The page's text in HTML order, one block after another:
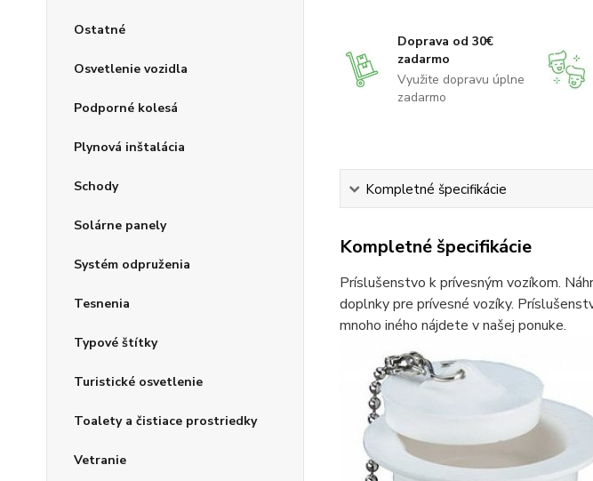
Ostatné
Osvetlenie vozidla
Podporné kolesá
Plynová inštalácia
Schody
Solárne panely
Systém odpruženia
Tesnenia
Typové štítky
Turistické osvetlenie
Toalety a čistiace prostriedky
Vetranie
Doprava od 30€
zadarmo
Využite dopravu úplne
zadarmo
Kompletné špecifikácie
Kompletné špecifikácie
Príslušenstvo k prívesným vozíkom.
doplnky pre prívesné vozíky.
mnoho iného nájdete v našej ponuke.